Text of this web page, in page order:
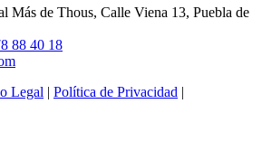
Más de Thous, Calle Viena 13, Puebla de
88 40 18
Legal | Política de Privacidad |